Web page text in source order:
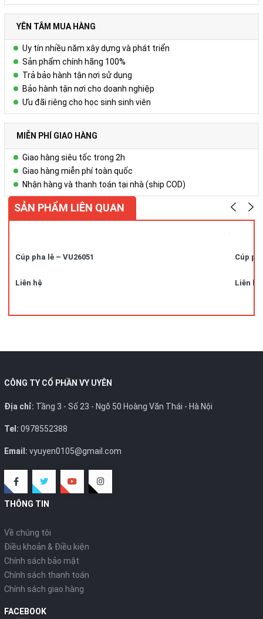
YÊN TÂM MUA HÀNG
Uy tín nhiều năm xây dựng và phát triển
Sản phẩm chính hãng 100%
Trả bảo hành tận nơi sử dụng
Bảo hành tận nơi cho doanh nghiệp
Ưu đãi riêng cho học sinh sinh viên
MIỄN PHÍ GIAO HÀNG
Giao hàng siêu tốc trong 2h
Giao hàng miễn phí toàn quốc
Nhận hàng và thanh toán tại nhà (ship COD)
SẢN PHẨM LIÊN QUAN
Cúp pha lê – VU26051
Liên hệ
Cúp
Liên hệ
CÔNG TY CỔ PHẦN VY UYÊN
Địa chỉ: Tầng 3 - Số 23 - Ngõ 50 Hoàng Văn Thái - Hà Nội
Tel: 0978552388
Email: vyuyen0105@gmail.com
THÔNG TIN
Về chúng tôi
Điều khoản & Điều kiện
Chính sách bảo mật
Chính sách thanh toán
Chính sách giao hàng
FACEBOOK